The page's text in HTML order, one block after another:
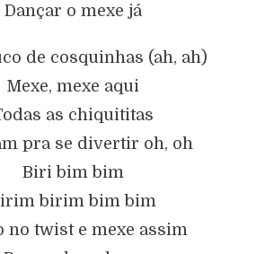
Dançar o mexe já
de cosquinhas (ah, ah)
Mexe, mexe aqui
as chiquititas
pra se divertir oh, oh
Biri bim bim
birim bim bim
no twist e mexe assim